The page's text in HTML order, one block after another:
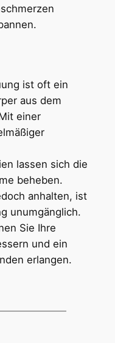
ist oft ein
aus dem
einer
lassen sich die
beheben.
anhalten, ist
unumgänglich.
Sie Ihre
und ein
erlangen.